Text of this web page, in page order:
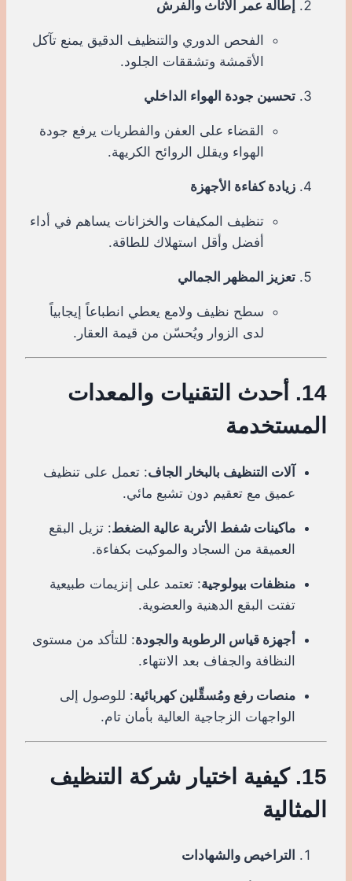
إطالة عمر الأثاث والفرش
الفحص الدوري والتنظيف الدقيق يمنع تآكل
الأقمشة وتشققات الجلود.
تحسين جودة الهواء الداخلي
القضاء على العفن والفطريات يرفع جودة
الهواء ويقلل الروائح الكريهة.
زيادة كفاءة الأجهزة
تنظيف المكيفات والخزانات يساهم في أداء
أفضل وأقل استهلاك للطاقة.
تعزيز المظهر الجمالي
سطح نظيف ولامع يعطي انطباعاً إيجابياً
لدى الزوار ويُحسّن من قيمة العقار.
14. أحدث التقنيات والمعدات
المستخدمة
آلات التنظيف بالبخار الجاف: تعمل على تنظيف
عميق مع تعقيم دون تشبع مائي.
ماكينات شفط الأتربة عالية الضغط: تزيل البقع
العميقة من السجاد والموكيت بكفاءة.
منظفات بيولوجية: تعتمد على إنزيمات طبيعية
تفتت البقع الدهنية والعضوية.
أجهزة قياس الرطوبة والجودة: للتأكد من مستوى
النظافة والجفاف بعد الانتهاء.
منصات رفع ومُسقِّلين كهربائية: للوصول إلى
الواجهات الزجاجية العالية بأمان تام.
15. كيفية اختيار شركة التنظيف
المثالية
التراخيص والشهادات